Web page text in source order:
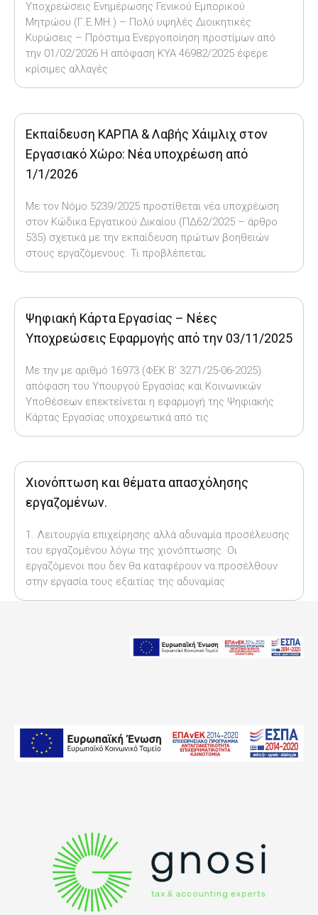
Υποχρεώσεις Ενημέρωσης Γενικού Εμπορικού
Μητρώου (Γ.Ε.ΜΗ.) – Πολύ υψηλές Διοικητικές
Κυρώσεις – Πρόστιμα Ενεργοποίηση προστίμων από
την 01/02/2026 Η απόφαση ΚΥΑ 46982/2025 έφερε
κρίσιμες αλλαγές
Εκπαίδευση ΚΑΡΠΑ & Λαβής Χάιμλιχ στον
Εργασιακό Χώρο: Νέα υποχρέωση από
1/1/2026
Με τον Νόμο 5239/2025 προστίθεται νέα υποχρέωση
στον Κώδικα Εργατικού Δικαίου (ΠΔ62/2025 – άρθρο
535) σχετικά με την εκπαίδευση πρώτων βοηθειών
στους εργαζόμενους. Τι προβλέπεται;
Ψηφιακή Κάρτα Εργασίας – Νέες
Υποχρεώσεις Εφαρμογής από την 03/11/2025
Με την με αριθμό 16973 (ΦΕΚ Β’ 3271/25-06-2025)
απόφαση του Υπουργού Εργασίας και Κοινωνικών
Υποθέσεων επεκτείνεται η εφαρμογή της Ψηφιακής
Κάρτας Εργασίας υποχρεωτικά από τις
Χιονόπτωση και θέματα απασχόλησης
εργαζομένων.
1. Λειτουργία επιχείρησης αλλά αδυναμία προσέλευσης
του εργαζομένου λόγω της χιονόπτωσης. Οι
εργαζόμενοι που δεν θα καταφέρουν να προσέλθουν
στην εργασία τους εξαιτίας της αδυναμίας